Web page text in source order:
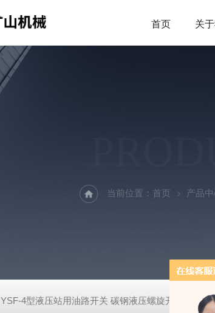
首页 关
当前位置： 首页 产品
YSF-4型液压站用油路开关 碳钢液压螺旋开关 猴